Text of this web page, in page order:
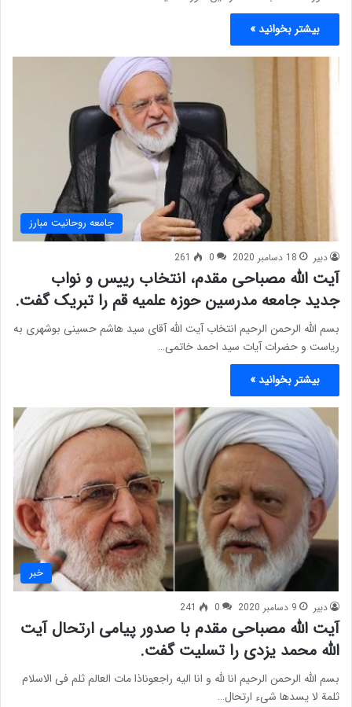
بیشتر بخوانید »
جامعه روحانیت مبارز
دبیر 18 دسامبر 2020 0
261
آیت الله مصباحی مقدم، انتخاب رییس و نواب
جدید جامعه مدرسین حوزه علمیه قم را تبریک گفت.
بسم الله الرحمن الرحیم انتخاب آیت الله آقای سید هاشم حسینی بوشهری به
ریاست و حضرات آیات سید احمد خاتمی…
بیشتر بخوانید »
خبر
دبیر 9 دسامبر 2020 0
241
آیت الله مصباحی مقدم با صدور پیامی ارتحال آیت
الله محمد یزدی را تسلیت گفت.
بسم الله الرحمن الرحیم انا لله و انا الیه راجعوناذا مات العالم ثلم فی الاسلام
ثلمة لا یسدها شیء ارتحال…